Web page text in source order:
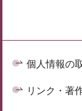
個人情報の
リンク・著